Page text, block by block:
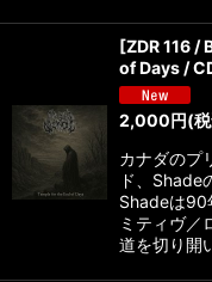
[ZDR 116 /
of Days /
2,000円(
カナダのプ
ド、Shade
Shadeは90
ミティヴ／
道を切り開